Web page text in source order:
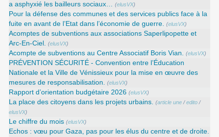
a asphyxié les bailleurs sociaux… (elusVX)
Pour la défense des communes et des services publics face à la
fuite en avant de l’Etat dans l’économie de guerre. (elusVX)
Acomptes de subventions aux associations Saperlipopette et
Arc-En-Ciel. (elusVX)
Acompte de subventions au Centre Associatif Boris Vian. (elusVX)
PRÉVENTION SÉCURITÉ - Convention entre l’Éducation
Nationale et la Ville de Vénissieux pour la mise en œuvre des
mesures de responsabilisation. (elusVX)
Rapport d’orientation budgétaire 2026 (elusVX)
La place des citoyens dans les projets urbains. (article une /edito /
elusVX)
Le chiffre du mois (elusVX)
Echos : vœu pour Gaza, pas pour les élus du centre et de droite.